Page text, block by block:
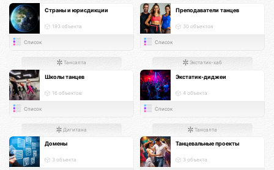
Страны и юрисдикции
193 объекта
Список
Преподаватели танцев
30 объектов
Список
Тансалта
Школы танцев
16 объектов
Список
Экстатик-хаб
Экстатик-диджеи
4 объекта
Список
Дигитана
Домены
3 объекта
Тансалта
Танцевальные проекты
3 объекта